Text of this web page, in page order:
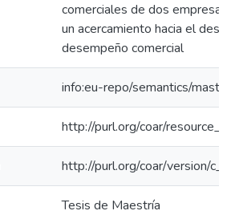
comerciales de dos empresas
un acercamiento hacia el
desempeño comercial
info:eu-repo/semantics/
http://purl.org/coar/
http://purl.org/coar/version/
Tesis de Maestría